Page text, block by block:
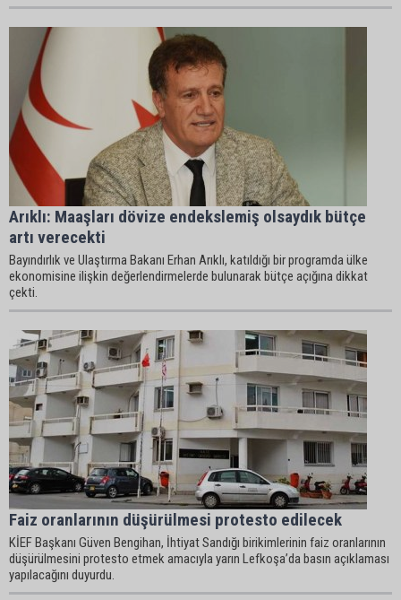
Arıklı: Maaşları dövize endekslemiş olsaydık bütçe
artı verecekti
Bayındırlık ve Ulaştırma Bakanı Erhan Arıklı, katıldığı bir programda ülke
ekonomisine ilişkin değerlendirmelerde bulunarak bütçe açığına dikkat
çekti.
Faiz oranlarının düşürülmesi protesto edilecek
KİEF Başkanı Güven Bengihan, İhtiyat Sandığı birikimlerinin faiz oranlarının
düşürülmesini protesto etmek amacıyla yarın Lefkoşa’da basın açıklaması
yapılacağını duyurdu.